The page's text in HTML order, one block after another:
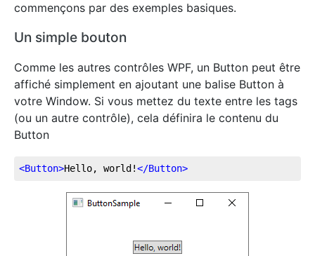
commençons par des exemples basiques.
Un simple bouton
Comme les autres contrôles WPF, un Button peut être
affiché simplement en ajoutant une balise Button à
votre Window. Si vous mettez du texte entre les tags
(ou un autre contrôle), cela définira le contenu du
Button
<Button>Hello, world!</Button>